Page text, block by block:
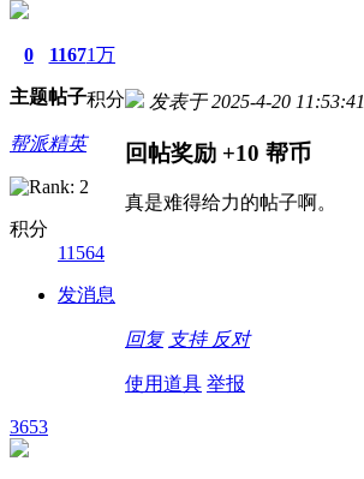
0
主题
1167
帖子
1万
积分
帮派精英
积分
11564
发消息
发表于 2025-4-20 11:53:41
回帖奖励 +10 帮币
真是难得给力的帖子啊。
回复 支持 反对
使用道具 举报
3653